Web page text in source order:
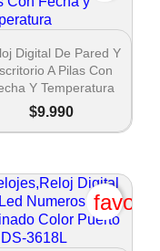
 Vista rápida
Digital De Pared Y
A Pilas Con
Y Temperatura
$9.990